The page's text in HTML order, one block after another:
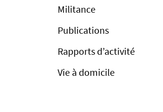
Militance
Publications
Rapports d’activité
Vie à domicile